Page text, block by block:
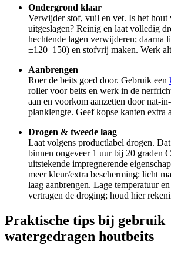
Ondergrond klaar
Verwijder stof, vuil en vet. Is het hout
uitgeslagen? Reinig en laat volledig
hechtende lagen verwijderen; daarna
±120–150) en stofvrij maken. Werk
Aanbrengen
Roer de beits goed door. Gebruik een
roller voor beits en werk in de
aan en voorkom aanzetten door nat-
planklengte. Geef kopse kanten extra
Drogen & tweede laag
Laat volgens productlabel drogen.
binnen ongeveer 1 uur bij 20 graden
uitstekende impregnerende
meer kleur/extra bescherming: licht
laag aanbrengen. Lage temperatuur
vertragen de droging; houd hier
Praktische tips bij gebruik
watergedragen houtbeits